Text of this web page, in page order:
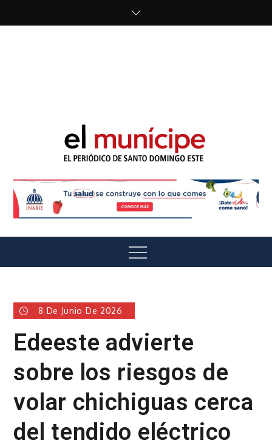
El Munícipe
Menu
8 De Junio De 2026
Edeeste advierte
sobre los riesgos de
volar chichiguas cerca
del tendido eléctrico